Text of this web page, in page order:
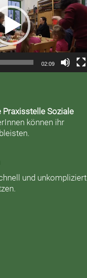
02:09
Soziale
können ihr
und unkompliziert